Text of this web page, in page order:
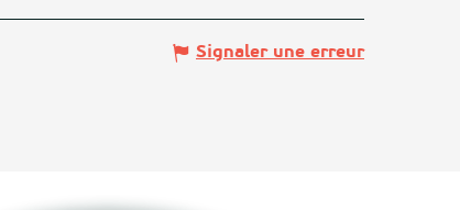
Signaler une erreur